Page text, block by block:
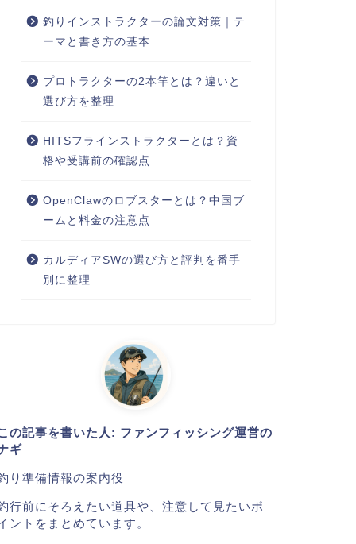
釣りインストラクターの論文対策｜テ
ーマと書き方の基本
プロトラクターの2本竿とは？違いと
選び方を整理
HITSフラインストラクターとは？資
格や受講前の確認点
OpenClawのロブスターとは？中国ブ
ームと料金の注意点
カルディアSWの選び方と評判を番手
別に整理
の記事を書いた人: ファンフィッシング運営の
ギ
り準備情報の案内役
行前にそろえたい道具や、注意して見たいポ
ントをまとめています。